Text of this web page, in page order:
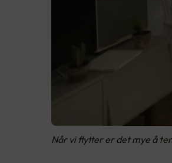
Når vi flytter er det mye å